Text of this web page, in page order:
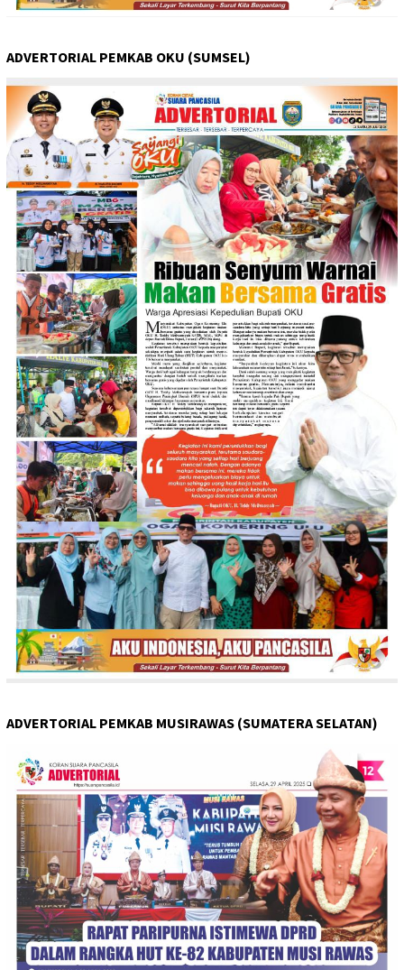
ADVERTORIAL PEMKAB OKU (SUMSEL)
ADVERTORIAL PEMKAB MUSIRAWAS (SUMATERA SELATAN)